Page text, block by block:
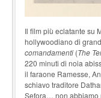
Il film più eclatante su
hollywoodiano di
comandamenti (The
220 minuti di noia
il faraone Ramesse,
schiavo traditore
Sefora… non abbiamo